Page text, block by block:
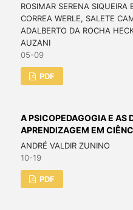
ROSIMAR SERENA
CORREA WERLE, SALETE
ADALBERTO DA ROCHA
AUZANI
05-09
PDF
A PSICOPEDAGOGIA E AS
APRENDIZAGEM EM
ANDRÉ VALDIR ZUNINO
10-19
PDF